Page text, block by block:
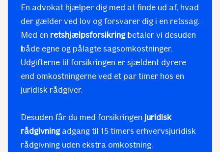
En advokat hjælper dig med at finde ud af, hvad
der gælder ved lov og forsvarer dig i en retssag.
Med en retshjælpsforsikringbetaler vi desuden
både egne og pålagte sagsomkostninger.
Udgifterne til forsikringen er sjældent dyrere
end omkostningerne ved et par timer hos en
juridisk rådgiver.
Desuden får du med forsikringen juridisk
rådgivningadgang til 15 timers erhvervsjuridisk
rådgivning uden ekstra omkostning.